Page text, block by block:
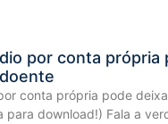
por conta própria
conta própria pode
para download!) Fala a